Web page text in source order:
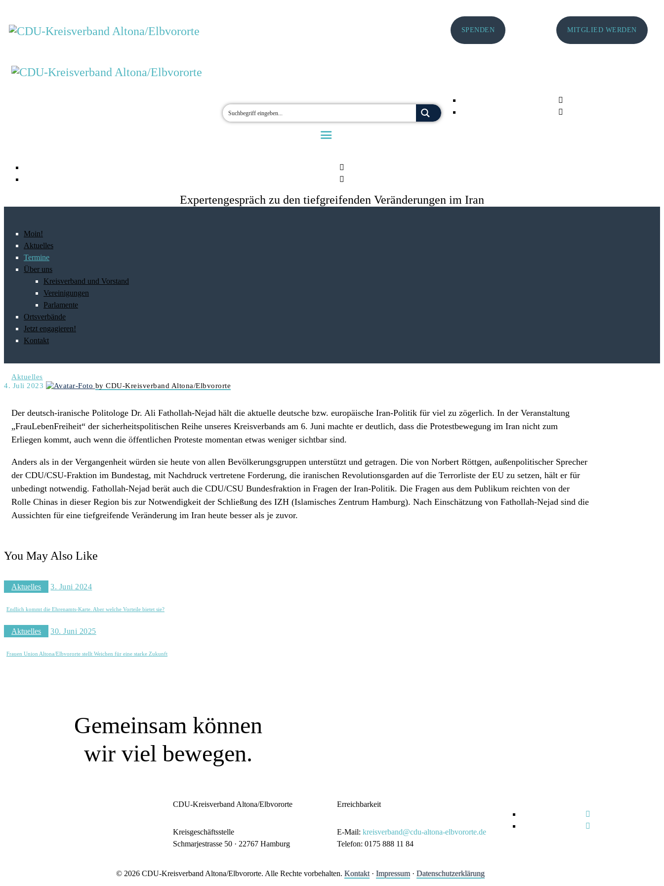
SPENDEN MITGLIED WERDEN
Expertengespräch zu den tiefgreifenden Veränderungen im Iran
Moin!
Aktuelles
Termine
Über uns
Kreisverband und Vorstand
Vereinigungen
Parlamente
Ortsverbände
Jetzt engagieren!
Kontakt
Aktuelles
4. Juli 2023
by CDU-Kreisverband Altona/Elbvororte
Der deutsch-iranische Politologe Dr. Ali Fathollah-Nejad hält die aktuelle deutsche bzw. europäische Iran-Politik für viel zu zögerlich. In der Veranstaltung
„FrauLebenFreiheit“ der sicherheitspolitischen Reihe unseres Kreisverbands am 6. Juni machte er deutlich, dass die Protestbewegung im Iran nicht zum
Erliegen kommt, auch wenn die öffentlichen Proteste momentan etwas weniger sichtbar sind.
Anders als in der Vergangenheit würden sie heute von allen Bevölkerungsgruppen unterstützt und getragen. Die von Norbert Röttgen, außenpolitischer Sprecher
der CDU/CSU-Fraktion im Bundestag, mit Nachdruck vertretene Forderung, die iranischen Revolutionsgarden auf die Terrorliste der EU zu setzen, hält er für
unbedingt notwendig. Fathollah-Nejad berät auch die CDU/CSU Bundesfraktion in Fragen der Iran-Politik. Die Fragen aus dem Publikum reichten von der
Rolle Chinas in dieser Region bis zur Notwendigkeit der Schließung des IZH (Islamisches Zentrum Hamburg). Nach Einschätzung von Fathollah-Nejad sind die
Aussichten für eine tiefgreifende Veränderung im Iran heute besser als je zuvor.
You May Also Like
Aktuelles 3. Juni 2024
Endlich kommt die Ehrenamts-Karte. Aber welche Vorteile bietet sie?
Aktuelles 30. Juni 2025
Frauen Union Altona/Elbvororte stellt Weichen für eine starke Zukunft
Gemeinsam können
wir viel bewegen.
CDU-Kreisverband Altona/Elbvororte
Kreisgeschäftsstelle
Schmarjestrasse 50 · 22767 Hamburg
Erreichbarkeit
E-Mail: kreisverband@cdu-altona-elbvororte.de
Telefon: 0175 888 11 84
© 2026 CDU-Kreisverband Altona/Elbvororte. Alle Rechte vorbehalten. Kontakt· Impressum · Datenschutzerklärung